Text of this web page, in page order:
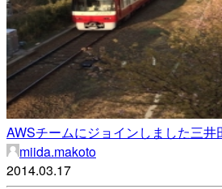
AWSチームにジョインしました三井
miida.makoto
2014.03.17